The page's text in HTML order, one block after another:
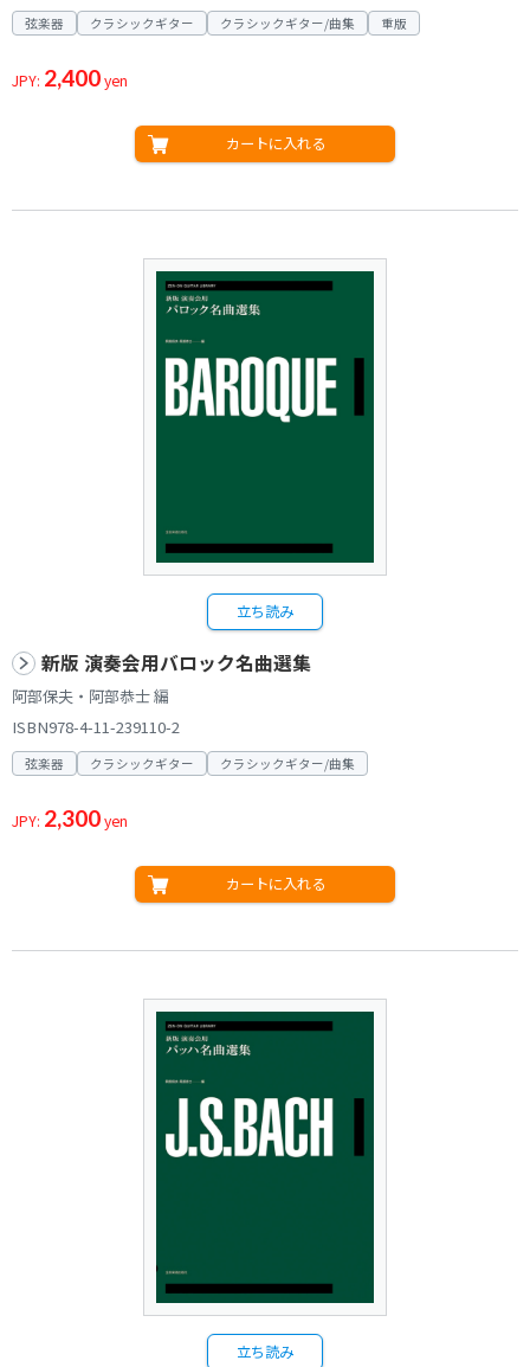
弦楽器 クラシックギター クラシックギター/曲集 重版
JPY: 2,400yen
カートに入れる
立ち読み
新版 演奏会用バロック名曲選集
阿部保夫・阿部恭士 編
ISBN978-4-11-239110-2
弦楽器 クラシックギター クラシックギター/曲集
JPY: 2,300yen
カートに入れる
立ち読み